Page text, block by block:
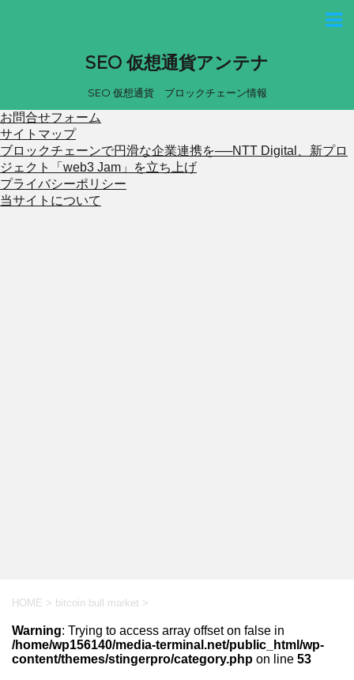
SEO 仮想通貨アンテナ
SEO 仮想通貨 ブロックチェーン情報
お問合せフォーム
サイトマップ
ブロックチェーンで円滑な企業連携を──NTT Digital、新プロ
ジェクト「web3 Jam」を立ち上げ
プライバシーポリシー
当サイトについて
HOME > bitcoin bull market >
Warning: Trying to access array offset on false in
/home/wp156140/media-terminal.net/public_html/wp-
content/themes/stingerpro/category.php on line 53